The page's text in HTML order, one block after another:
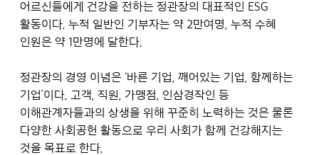
어르신들에게 건강을 전하는 정관장의 대표적인 ESG
활동이다. 누적 일반인 기부자는 약 2만여명, 누적 수혜
인원은 약 1만명에 달한다.
정관장의 경영 이념은 ‘바른 기업, 깨어있는 기업, 함께하는
기업’이다. 고객, 직원, 가맹점, 인삼경작인 등
이해관계자들과의 상생을 위해 꾸준히 노력하는 것은 물론
다양한 사회공헌 활동으로 우리 사회가 함께 건강해지는
것을 목표로 한다.